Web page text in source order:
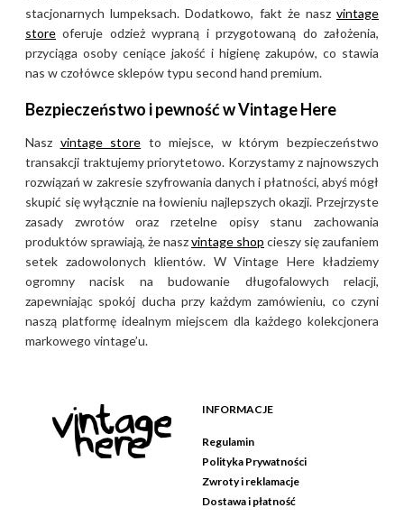
stacjonarnych lumpeksach. Dodatkowo, fakt że nasz vintage
store oferuje odzież wypraną i przygotowaną do założenia,
przyciąga osoby ceniące jakość i higienę zakupów, co stawia
nas w czołówce sklepów typu second hand premium.
Bezpieczeństwo i pewność w Vintage Here
Nasz vintage store to miejsce, w którym bezpieczeństwo
transakcji traktujemy priorytetowo. Korzystamy z najnowszych
rozwiązań w zakresie szyfrowania danych i płatności, abyś mógł
skupić się wyłącznie na łowieniu najlepszych okazji. Przejrzyste
zasady zwrotów oraz rzetelne opisy stanu zachowania
produktów sprawiają, że naszvintage shop cieszy się zaufaniem
setek zadowolonych klientów. W Vintage Here kładziemy
ogromny nacisk na budowanie długofalowych relacji,
zapewniając spokój ducha przy każdym zamówieniu, co czyni
naszą platformę idealnym miejscem dla każdego kolekcjonera
markowego vintage’u.
INFORMACJE
Regulamin
Polityka Prywatności
Zwroty i reklamacje
Dostawa i płatność